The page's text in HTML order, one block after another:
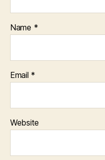
Name *
Email *
Website